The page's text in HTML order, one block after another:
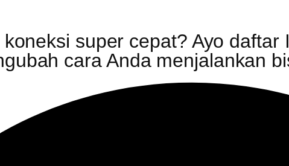
super cepat? Ayo
cara Anda menjalankan